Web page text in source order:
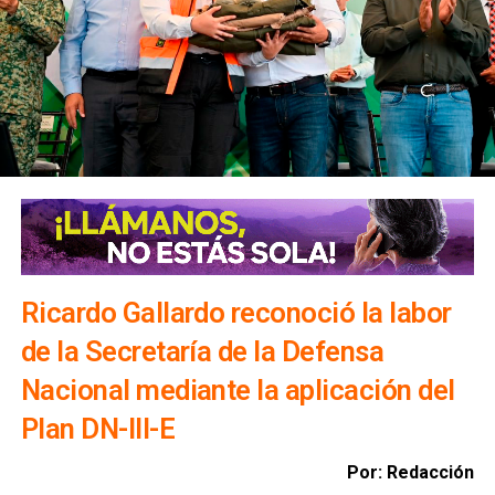
Ricardo Gallardo reconoció la labor
de la Secretaría de la Defensa
Nacional mediante la aplicación del
Plan DN-III-E
Por: Redacción